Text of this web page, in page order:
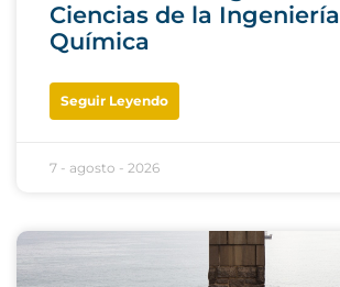
Ciencias de la Ingeniería
Química
Seguir Leyendo
7 - agosto - 2026